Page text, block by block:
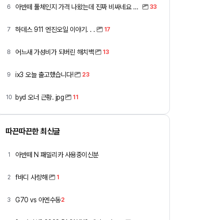
6 아반떼 풀체인지 가격 나왔는데 진짜 비싸네요 ㅎㅎ 33
7 하데스 911 엔진오일 이야기. . . 17
8 어느새 가성비가 되버린 해치백 13
9 ix3 오늘 출고했습니다! 23
10 byd 오너 근황. jpg 11
따끈따끈한 최신글
1 아반떼 N 패밀리카 사용중이신분
2 f바디 사랑해 1
3 G70 vs 아엔수동2